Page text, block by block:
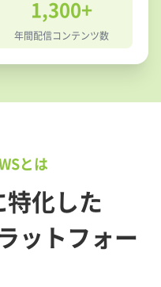
1,300+
年間配信コンテンツ数
とは
特化した
ットフォー